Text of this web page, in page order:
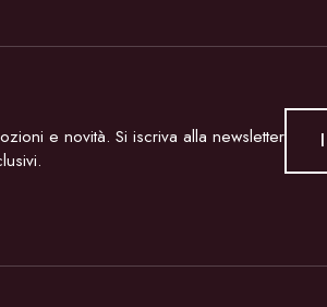
e novità. Si iscriva alla newsletter